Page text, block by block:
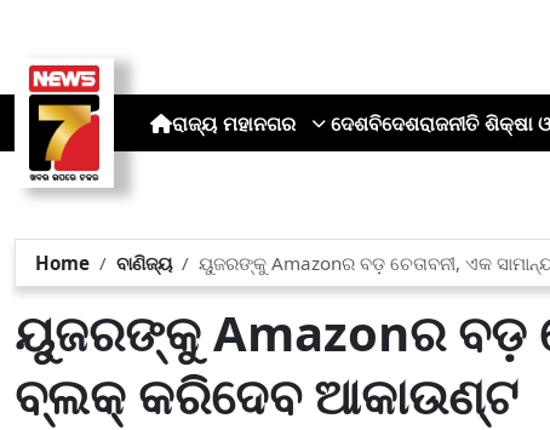
ରାଜ୍ୟ ମହାନଗର ଦେଶବିଦେଶରାଜନୀତି ଶିକ୍ଷା
Home ବାଣିଜ୍ୟ ୟୁଜରଙ୍କୁ Amazonର ବଡ଼ ଚେତାବନୀ, ଏକ
ୟୁଜରଙ୍କୁ Amazonର ବଡ଼
ବ୍ଲକ୍ କରିଦେବ ଆକାଉଣ୍ଟ